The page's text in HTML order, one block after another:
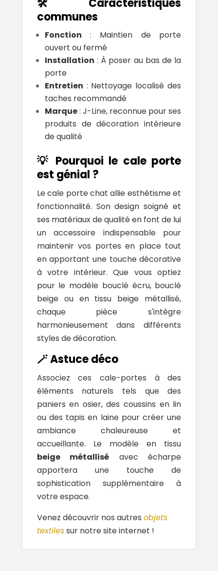
🛠️ Caractéristiques
communes
Fonction : Maintien de porte
ouvert ou fermé
Installation : À poser au bas de la
porte
Entretien : Nettoyage localisé des
taches recommandé
Marque: J-Line, reconnue pour ses
produits de décoration intérieure
de qualité
💡 Pourquoi le cale porte
est génial ?
Le cale porte chat allie esthétisme et
fonctionnalité. Son design soigné et
ses matériaux de qualité en font de lui
un accessoire indispensable pour
maintenir vos portes en place tout
en apportant une touche décorative
à votre intérieur. Que vous optiez
pour le modèle bouclé écru, bouclé
beige ou en tissu beige métallisé,
chaque pièce s'intègre
harmonieusement dans différents
styles de décoration.
🪄 Astuce déco
Associez ces cale-portes à des
éléments naturels tels que des
paniers en osier, des coussins en lin
ou des tapis en laine pour créer une
ambiance chaleureuse et
accueillante. Le modèle en tissu
beige métallisé avec écharpe
apportera une touche de
sophistication supplémentaire à
votre espace.
Venez découvrir nos autres objets
textilessur notre site internet !